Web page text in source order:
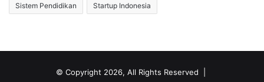
Sistem Pendidikan Startup Indonesia
© Copyright 2026, All Rights Reserved |